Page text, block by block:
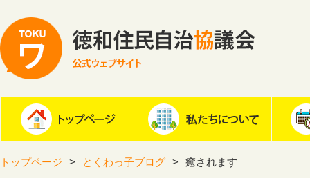
トップページ とくわっ子ブログ 癒されます